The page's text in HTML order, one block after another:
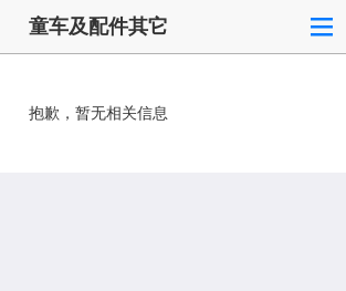
童车及配件其它
抱歉，暂无相关信息